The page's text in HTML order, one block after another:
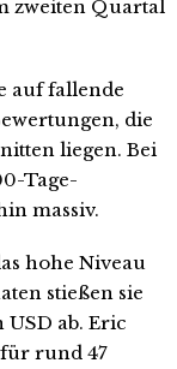
zweiten Quartal
auf fallende
die
liegen. Bei
Tage-
massiv.
hohe Niveau
stießen sie
ab. Eric
rund 47